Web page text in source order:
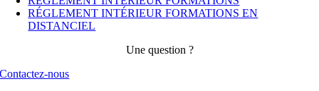
RÉGLEMENT INTÉRIEUR FORMATIONS EN
DISTANCIEL
Une question ?
Contactez-nous